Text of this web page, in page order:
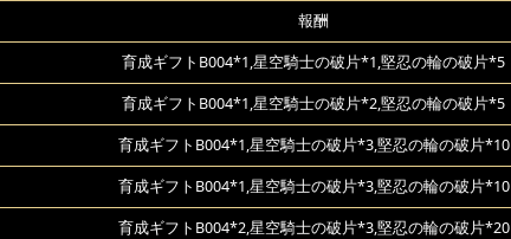
報酬
育成ギフトB004*1,星空騎士の破片*1,堅忍の輪の破片*5
育成ギフトB004*1,星空騎士の破片*2,堅忍の輪の破片*5
育成ギフトB004*1,星空騎士の破片*3,堅忍の輪の破片*10
育成ギフトB004*1,星空騎士の破片*3,堅忍の輪の破片*10
育成ギフトB004*2,星空騎士の破片*3,堅忍の輪の破片*20